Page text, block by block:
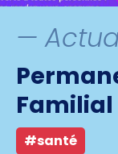
—
Familial
#santé